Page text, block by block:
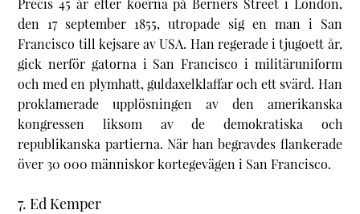
Precis 45 år efter köerna på Berners Street i London,
den 17 september 1855, utropade sig en man i San
Francisco till kejsare av USA. Han regerade i tjugoett år,
gick nerför gatorna i San Francisco i militäruniform
och med en plymhatt, guldaxelklaffar och ett svärd. Han
proklamerade upplösningen av den amerikanska
kongressen liksom av de demokratiska och
republikanska partierna. När han begravdes flankerade
över 30 000 människor kortegevägen i San Francisco.
7. Ed Kemper